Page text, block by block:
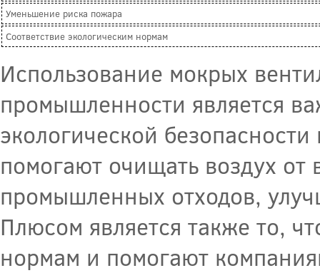
Уменьшение риска пожара
Соответствие экологическим нормам
Использование мокрых
промышленности является
экологической
помогают очищать воздух
промышленных отходов,
Плюсом является также то,
нормам и помогают